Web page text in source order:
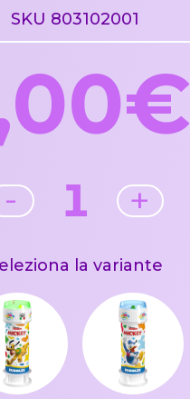
SKU 803102001
- 1 +
la variante